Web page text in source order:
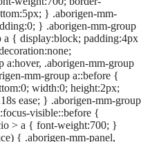
} .aborigen-mm-
} .aborigen-mm-group
{ display:block; padding:4px
a:hover, .aborigen-mm-group
mm-group a::before {
width:0; height:2px;
ease; } .aborigen-mm-group
visible::before {
> a { font-weight:700; }
{ .aborigen-mm-panel,